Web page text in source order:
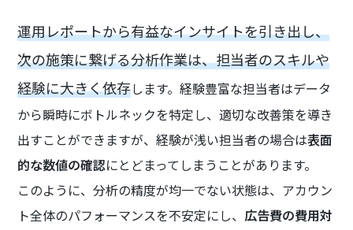
運用レポートから有益なインサイトを引き出し、
次の施策に繋げる分析作業は、担当者のスキルや
経験に大きく依存します。経験豊富な担当者はデータ
から瞬時にボトルネックを特定し、適切な改善策を導き
出すことができますが、経験が浅い担当者の場合は表面
的な数値の確認にとどまってしまうことがあります。
このように、分析の精度が均一でない状態は、アカウン
ト全体のパフォーマンスを不安定にし、 広告費の費用対